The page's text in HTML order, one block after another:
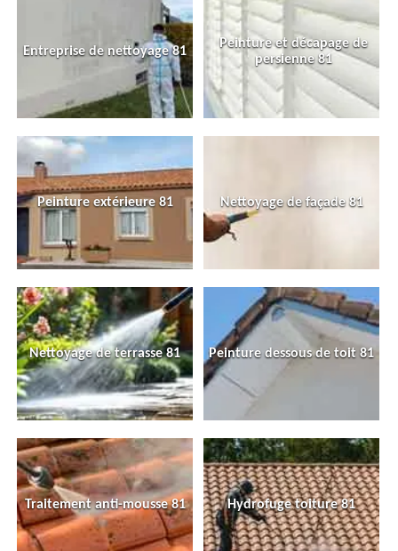
Entreprise de nettoyage 81
Peinture et décapage de
persienne 81
Peinture extérieure 81 Nettoyage de façade 81
Nettoyage de terrasse 81 Peinture dessous de toit 81
Traitement anti-mousse 81 Hydrofuge toiture 81